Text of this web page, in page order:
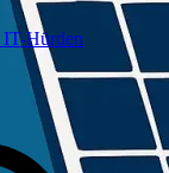
IT-Hürden